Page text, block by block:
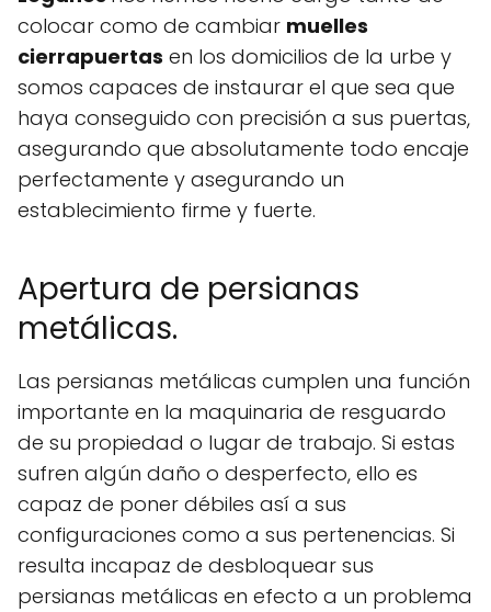
colocar como de cambiar muelles
cierrapuertas en los domicilios de la urbe y
somos capaces de instaurar el que sea que
haya conseguido con precisión a sus puertas,
asegurando que absolutamente todo encaje
perfectamente y asegurando un
establecimiento firme y fuerte.
Apertura de persianas
metálicas.
Las persianas metálicas cumplen una función
importante en la maquinaria de resguardo
de su propiedad o lugar de trabajo. Si estas
sufren algún daño o desperfecto, ello es
capaz de poner débiles así a sus
configuraciones como a sus pertenencias. Si
resulta incapaz de desbloquear sus
persianas metálicas en efecto a un problema